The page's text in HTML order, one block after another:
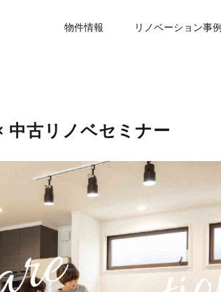
物件情報 リノベーション事例
中古リノベセミナー